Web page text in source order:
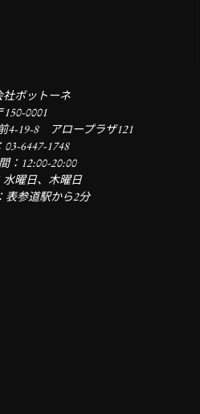
社ボットーネ
150-0001
4-19-8 アロープラザ121
03-6447-1748
：12:00-20:00
水曜日、木曜日
表参道駅から2分